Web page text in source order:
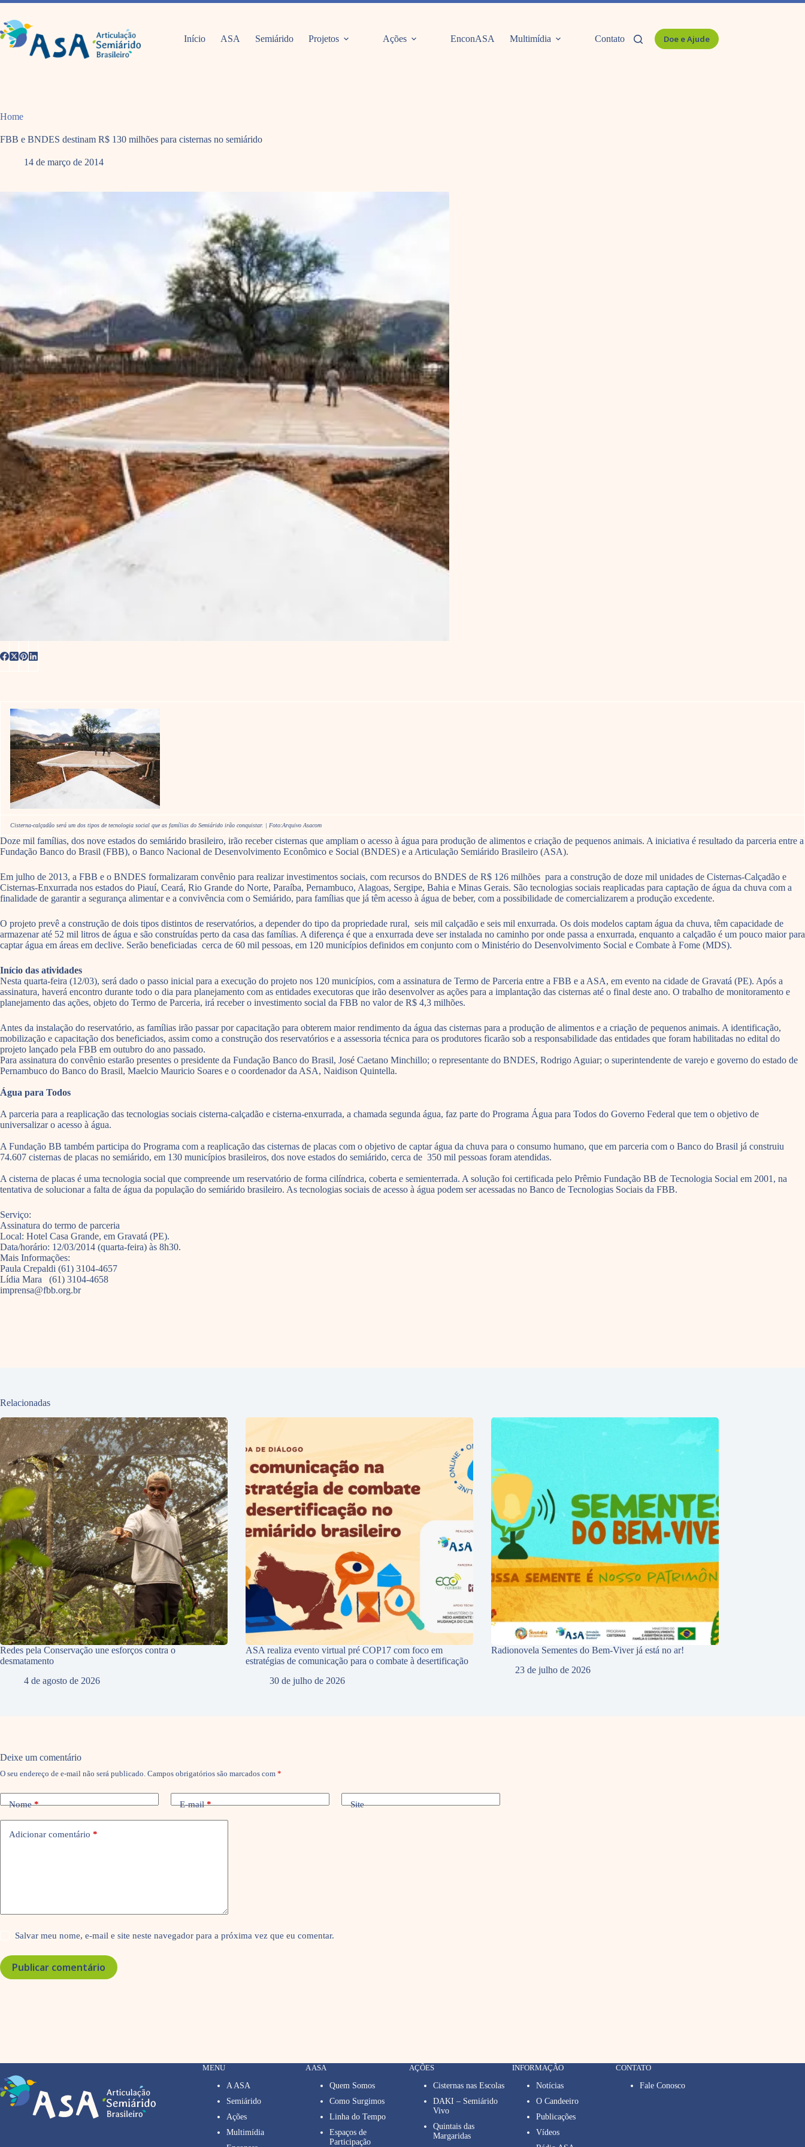
Pular
o
conteúdo
Início ASA Semiárido Projetos Ações EnconASA Multimídia Contato Doe e Ajude
Home
FBB e BNDES destinam R$ 130 milhões para cisternas no semiárido
14 de março de 2014
Cisterna-calçadão será um dos tipos de tecnologia social que as famílias do Semiárido irão conquistar. | Foto:Arquivo Asacom
Doze mil famílias, dos nove estados do semiárido brasileiro, irão receber cisternas que ampliam o acesso à água para produção de alimentos e criação de pequenos animais. A iniciativa é resultado da parceria entre a
Fundação Banco do Brasil (FBB), o Banco Nacional de Desenvolvimento Econômico e Social (BNDES) e a Articulação Semiárido Brasileiro (ASA).
Em julho de 2013, a FBB e o BNDES formalizaram convênio para realizar investimentos sociais, com recursos do BNDES de R$ 126 milhões para a construção de doze mil unidades de Cisternas-Calçadão e
Cisternas-Enxurrada nos estados do Piauí, Ceará, Rio Grande do Norte, Paraíba, Pernambuco, Alagoas, Sergipe, Bahia e Minas Gerais. São tecnologias sociais reaplicadas para captação de água da chuva com a
finalidade de garantir a segurança alimentar e a convivência com o Semiárido, para famílias que já têm acesso à água de beber, com a possibilidade de comercializarem a produção excedente.
O projeto prevê a construção de dois tipos distintos de reservatórios, a depender do tipo da propriedade rural, seis mil calçadão e seis mil enxurrada. Os dois modelos captam água da chuva, têm capacidade de
armazenar até 52 mil litros de água e são construídas perto da casa das famílias. A diferença é que a enxurrada deve ser instalada no caminho por onde passa a enxurrada, enquanto a calçadão é um pouco maior para
captar água em áreas em declive. Serão beneficiadas cerca de 60 mil pessoas, em 120 municípios definidos em conjunto com o Ministério do Desenvolvimento Social e Combate à Fome (MDS).
Início das atividades
Nesta quarta-feira (12/03), será dado o passo inicial para a execução do projeto nos 120 municípios, com a assinatura de Termo de Parceria entre a FBB e a ASA, em evento na cidade de Gravatá (PE). Após a
assinatura, haverá encontro durante todo o dia para planejamento com as entidades executoras que irão desenvolver as ações para a implantação das cisternas até o final deste ano. O trabalho de monitoramento e
planejamento das ações, objeto do Termo de Parceria, irá receber o investimento social da FBB no valor de R$ 4,3 milhões.
Antes da instalação do reservatório, as famílias irão passar por capacitação para obterem maior rendimento da água das cisternas para a produção de alimentos e a criação de pequenos animais. A identificação,
mobilização e capacitação dos beneficiados, assim como a construção dos reservatórios e a assessoria técnica para os produtores ficarão sob a responsabilidade das entidades que foram habilitadas no edital do
projeto lançado pela FBB em outubro do ano passado.
Para assinatura do convênio estarão presentes o presidente da Fundação Banco do Brasil, José Caetano Minchillo; o representante do BNDES, Rodrigo Aguiar; o superintendente de varejo e governo do estado de
Pernambuco do Banco do Brasil, Maelcio Mauricio Soares e o coordenador da ASA, Naidison Quintella.
Água para Todos
A parceria para a reaplicação das tecnologias sociais cisterna-calçadão e cisterna-enxurrada, a chamada segunda água, faz parte do Programa Água para Todos do Governo Federal que tem o objetivo de
universalizar o acesso à água.
A Fundação BB também participa do Programa com a reaplicação das cisternas de placas com o objetivo de captar água da chuva para o consumo humano, que em parceria com o Banco do Brasil já construiu
74.607 cisternas de placas no semiárido, em 130 municípios brasileiros, dos nove estados do semiárido, cerca de 350 mil pessoas foram atendidas.
A cisterna de placas é uma tecnologia social que compreende um reservatório de forma cilíndrica, coberta e semienterrada. A solução foi certificada pelo Prêmio Fundação BB de Tecnologia Social em 2001, na
tentativa de solucionar a falta de água da população do semiárido brasileiro. As tecnologias sociais de acesso à água podem ser acessadas no Banco de Tecnologias Sociais da FBB.
Serviço:
Assinatura do termo de parceria
Local: Hotel Casa Grande, em Gravatá (PE).
Data/horário: 12/03/2014 (quarta-feira) às 8h30.
Mais Informações:
Paula Crepaldi (61) 3104-4657
Lídia Mara (61) 3104-4658
imprensa@fbb.org.br
Relacionadas
Redes pela Conservação une esforços contra o
desmatamento
4 de agosto de 2026
ASA realiza evento virtual pré COP17 com foco em
estratégias de comunicação para o combate à desertificação
30 de julho de 2026
Radionovela Sementes do Bem-Viver já está no ar!
23 de julho de 2026
Deixe um comentário
O seu endereço de e-mail não será publicado. Campos obrigatórios são marcados com *
Nome* E-mail* Site
Adicionar comentário *
Salvar meu nome, e-mail e site neste navegador para a próxima vez que eu comentar.
Publicar comentário
MENU
A ASA
Semiárido
Ações
Multimídia
A ASA
Quem Somos
Como Surgimos
Linha do Tempo
Espaços de
Participação
AÇÕES
Cisternas nas Escolas
DAKI – Semiárido
Vivo
Quintais das
Margaridas
INFORMAÇÃO
Notícias
O Candeeiro
Publicações
Vídeos
CONTATO
Fale Conosco